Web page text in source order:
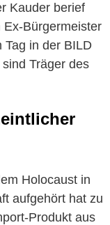
Kauder berief
Bürgermeister
Tag in der BILD
Träger des
Holocaust in
aufgehört hat zu
Produkt aus